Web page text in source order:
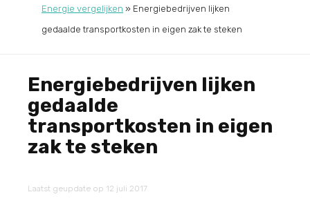
Energie vergelijken » Energiebedrijven lijken
gedaalde transportkosten in eigen zak te steken
Energiebedrijven lijken
gedaalde
transportkosten in eigen
zak te steken
Laatst geupdate op 12 juli 2017